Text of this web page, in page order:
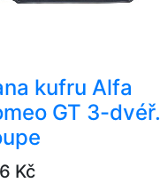
kufru Alfa
GT 3-dvéř.
Kč